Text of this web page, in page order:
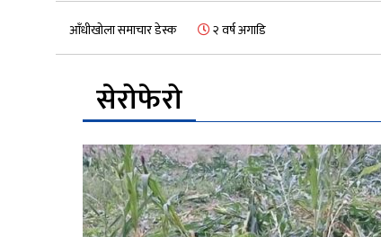
आँधीखोला समाचार डेस्क २ वर्ष अगाडि
सेरोफेरो